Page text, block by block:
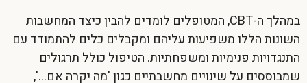
במהלך ה-CBT, המטופלים לומדים להבין כיצד המחשבות
השונות הללו משפיעות עליהם ומקבלים כלים להתמודד עם
התנגדויות פנימיות ומשפחתיות. הטיפול כולל תרגולים
שמבוססים על שינויים מחשבתיים כגון 'מה יקרה אם…',